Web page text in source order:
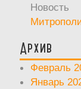
Новость
Архив
Февраль
Январь